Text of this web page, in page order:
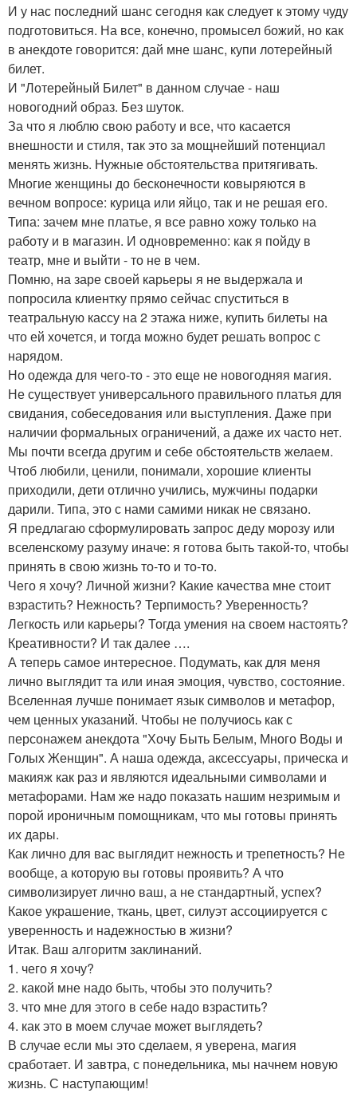
И у нас последний шанс сегодня как следует к этому чуду
подготовиться. На все, конечно, промысел божий, но как
в анекдоте говорится: дай мне шанс, купи лотерейный
билет.
И "Лотерейный Билет" в данном случае - наш
новогодний образ. Без шуток.
За что я люблю свою работу и все, что касается
внешности и стиля, так это за мощнейший потенциал
менять жизнь. Нужные обстоятельства притягивать.
Многие женщины до бесконечности ковыряются в
вечном вопросе: курица или яйцо, так и не решая его.
Типа: зачем мне платье, я все равно хожу только на
работу и в магазин. И одновременно: как я пойду в
театр, мне и выйти - то не в чем.
Помню, на заре своей карьеры я не выдержала и
попросила клиентку прямо сейчас спуститься в
театральную кассу на 2 этажа ниже, купить билеты на
что ей хочется, и тогда можно будет решать вопрос с
нарядом.
Но одежда для чего-то - это еще не новогодняя магия.
Не существует универсального правильного платья для
свидания, собеседования или выступления. Даже при
наличии формальных ограничений, а даже их часто нет.
Мы почти всегда другим и себе обстоятельств желаем.
Чтоб любили, ценили, понимали, хорошие клиенты
приходили, дети отлично учились, мужчины подарки
дарили. Типа, это с нами самими никак не связано.
Я предлагаю сформулировать запрос деду морозу или
вселенскому разуму иначе: я готова быть такой-то, чтобы
принять в свою жизнь то-то и то-то.
Чего я хочу? Личной жизни? Какие качества мне стоит
взрастить? Нежность? Терпимость? Уверенность?
Легкость или карьеры? Тогда умения на своем настоять?
Креативности? И так далее ….
А теперь самое интересное. Подумать, как для меня
лично выглядит та или иная эмоция, чувство, состояние.
Вселенная лучше понимает язык символов и метафор,
чем ценных указаний. Чтобы не получиось как с
персонажем анекдота "Хочу Быть Белым, Много Воды и
Голых Женщин". А наша одежда, аксессуары, прическа и
макияж как раз и являются идеальными символами и
метафорами. Нам же надо показать нашим незримым и
порой ироничным помощникам, что мы готовы принять
их дары.
Как лично для вас выглядит нежность и трепетность? Не
вообще, а которую вы готовы проявить? А что
символизирует лично ваш, а не стандартный, успех?
Какое украшение, ткань, цвет, силуэт ассоциируется с
уверенность и надежностью в жизни?
Итак. Ваш алгоритм заклинаний.
1. чего я хочу?
2. какой мне надо быть, чтобы это получить?
3. что мне для этого в себе надо взрастить?
4. как это в моем случае может выглядеть?
В случае если мы это сделаем, я уверена, магия
сработает. И завтра, с понедельника, мы начнем новую
жизнь. С наступающим!